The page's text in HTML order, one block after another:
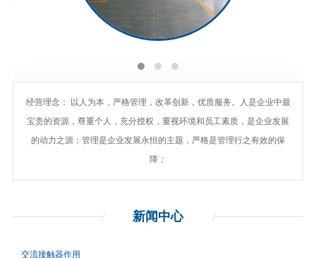
经营理念： 以人为本，严格管理，改革创新，优质服务。人是企业中最
宝贵的资源，尊重个人，充分授权，重视环境和员工素质，是企业发展
的动力之源；管理是企业发展永恒的主题，严格是管理行之有效的保
障；
新闻 中心
交流接触器作用